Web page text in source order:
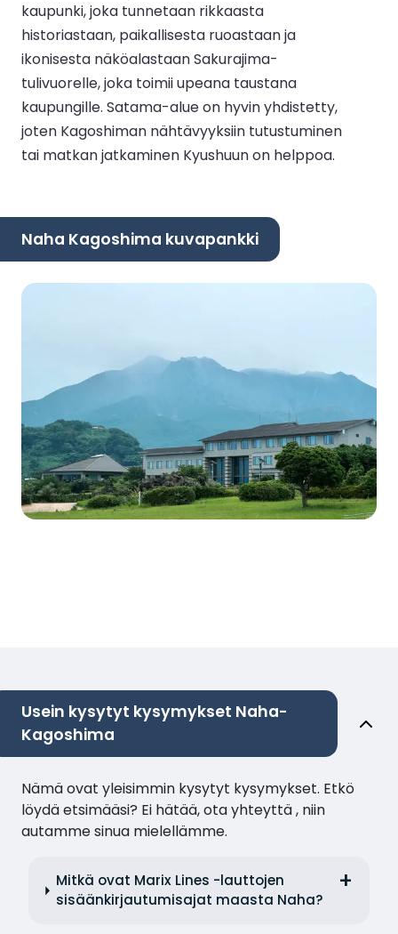
kaupunki, joka tunnetaan rikkaasta
historiastaan, paikallisesta ruoastaan ja
ikonisesta näköalastaan Sakurajima-
tulivuorelle, joka toimii upeana taustana
kaupungille. Satama-alue on hyvin yhdistetty,
joten Kagoshiman nähtävyyksiin tutustuminen
tai matkan jatkaminen Kyushuun on helppoa.
Naha Kagoshima kuvapankki
Usein kysytyt kysymykset Naha-
Kagoshima
Nämä ovat yleisimmin kysytyt kysymykset. Etkö
löydä etsimääsi? Ei hätää, ota yhteyttä , niin
autamme sinua mielellämme.
Mitkä ovat Marix Lines -lauttojen
sisäänkirjautumisajat maasta Naha?